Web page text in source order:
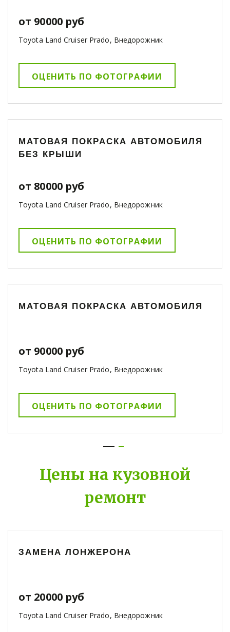
от 90000 руб
Toyota Land Cruiser Prado, Внедорожник
ОЦЕНИТЬ ПО ФОТОГРАФИИ
МАТОВАЯ ПОКРАСКА АВТОМОБИЛЯ
БЕЗ КРЫШИ
от 80000 руб
Toyota Land Cruiser Prado, Внедорожник
ОЦЕНИТЬ ПО ФОТОГРАФИИ
МАТОВАЯ ПОКРАСКА АВТОМОБИЛЯ
от 90000 руб
Toyota Land Cruiser Prado, Внедорожник
ОЦЕНИТЬ ПО ФОТОГРАФИИ
Цены на кузовной
ремонт
ЗАМЕНА ЛОНЖЕРОНА
от 20000 руб
Toyota Land Cruiser Prado, Внедорожник